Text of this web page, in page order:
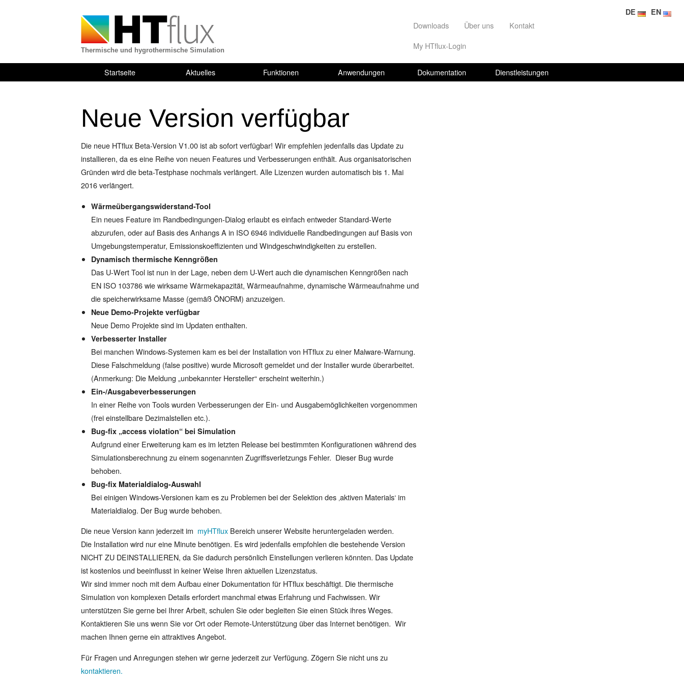
Startseite Aktuelles Funktionen Anwendungen Dokumentation Dienstleistungen
Downloads Über uns
Kontakt
My HTflux-Login
DE EN
Thermische und hygrothermische Simulation
Neue Version verfügbar
Die neue HTflux Beta-Version V1.00 ist ab sofort verfügbar! Wir empfehlen jedenfalls das Update zu
installieren, da es eine Reihe von neuen Features und Verbesserungen enthält. Aus organisatorischen
Gründen wird die beta-Testphase nochmals verlängert. Alle Lizenzen wurden automatisch bis 1. Mai
2016 verlängert.
Wärmeübergangswiderstand-Tool
Ein neues Feature im Randbedingungen-Dialog erlaubt es einfach entweder Standard-Werte
abzurufen, oder auf Basis des Anhangs A in ISO 6946 individuelle Randbedingungen auf Basis von
Umgebungstemperatur, Emissionskoeffizienten und Windgeschwindigkeiten zu erstellen.
Dynamisch thermische Kenngrößen
Das U-Wert Tool ist nun in der Lage, neben dem U-Wert auch die dynamischen Kenngrößen nach
EN ISO 103786 wie wirksame Wärmekapazität, Wärmeaufnahme, dynamische Wärmeaufnahme und
die speicherwirksame Masse (gemäß ÖNORM) anzuzeigen.
Neue Demo-Projekte verfügbar
Neue Demo Projekte sind im Updaten enthalten.
Verbesserter Installer
Bei manchen Windows-Systemen kam es bei der Installation von HTflux zu einer Malware-Warnung.
Diese Falschmeldung (false positive) wurde Microsoft gemeldet und der Installer wurde überarbeitet.
(Anmerkung: Die Meldung „unbekannter Hersteller“ erscheint weiterhin.)
Ein-/Ausgabeverbesserungen
In einer Reihe von Tools wurden Verbesserungen der Ein- und Ausgabemöglichkeiten vorgenommen
(frei einstellbare Dezimalstellen etc.).
Bug-fix „access violation“ bei Simulation
Aufgrund einer Erweiterung kam es im letzten Release bei bestimmten Konfigurationen während des
Simulationsberechnung zu einem sogenannten Zugriffsverletzungs Fehler. Dieser Bug wurde
behoben.
Bug-fix Materialdialog-Auswahl
Bei einigen Windows-Versionen kam es zu Problemen bei der Selektion des ‚aktiven Materials‘ im
Materialdialog. Der Bug wurde behoben.
Die neue Version kann jederzeit im myHTflux Bereich unserer Website heruntergeladen werden.
Die Installation wird nur eine Minute benötigen. Es wird jedenfalls empfohlen die bestehende Version
NICHT ZU DEINSTALLIEREN, da Sie dadurch persönlich Einstellungen verlieren könnten. Das Update
ist kostenlos und beeinflusst in keiner Weise Ihren aktuellen Lizenzstatus.
Wir sind immer noch mit dem Aufbau einer Dokumentation für HTflux beschäftigt. Die thermische
Simulation von komplexen Details erfordert manchmal etwas Erfahrung und Fachwissen. Wir
unterstützen Sie gerne bei Ihrer Arbeit, schulen Sie oder begleiten Sie einen Stück ihres Weges.
Kontaktieren Sie uns wenn Sie vor Ort oder Remote-Unterstützung über das Internet benötigen. Wir
machen Ihnen gerne ein attraktives Angebot.
Für Fragen und Anregungen stehen wir gerne jederzeit zur Verfügung. Zögern Sie nicht uns zu
kontaktieren.